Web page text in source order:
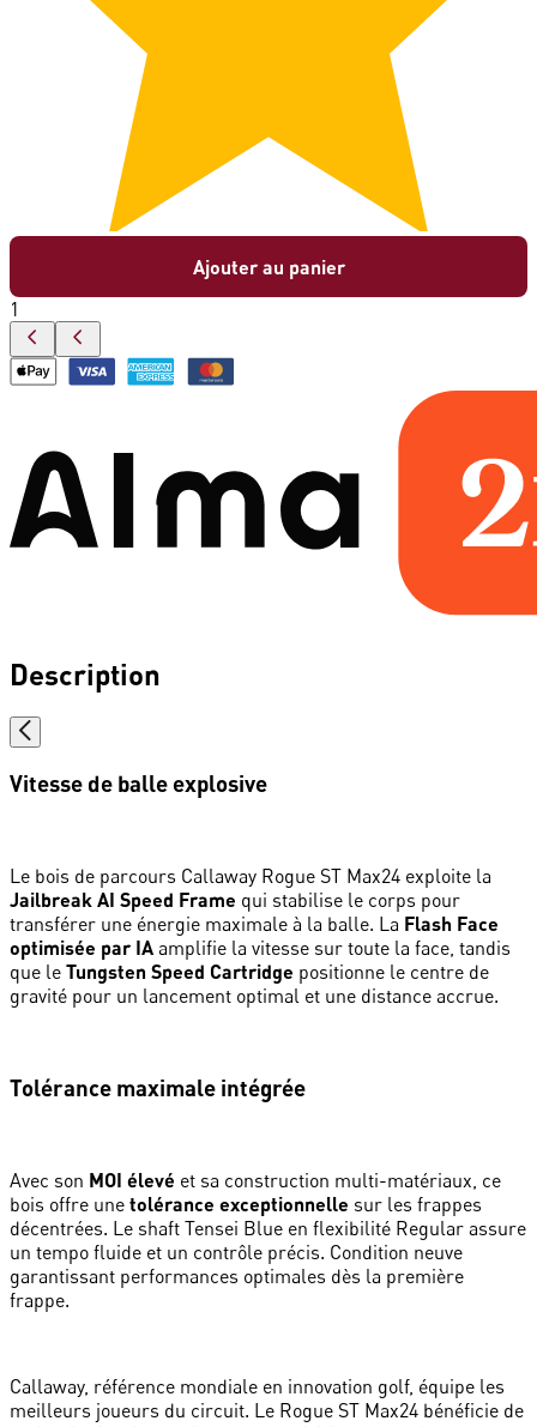
Ajouter au panier
1
Description
Vitesse de balle explosive
Le bois de parcours Callaway Rogue ST Max24 exploite la
Jailbreak AI Speed Frame qui stabilise le corps pour
transférer une énergie maximale à la balle. La Flash Face
optimisée par IA amplifie la vitesse sur toute la face, tandis
que le Tungsten Speed Cartridge positionne le centre de
gravité pour un lancement optimal et une distance accrue.
Tolérance maximale intégrée
Avec son MOI élevé et sa construction multi-matériaux, ce
bois offre une tolérance exceptionnelle sur les frappes
décentrées. Le shaft Tensei Blue en flexibilité Regular assure
un tempo fluide et un contrôle précis. Condition neuve
garantissant performances optimales dès la première
frappe.
Callaway, référence mondiale en innovation golf, équipe les
meilleurs joueurs du circuit. Le Rogue ST Max24 bénéficie de